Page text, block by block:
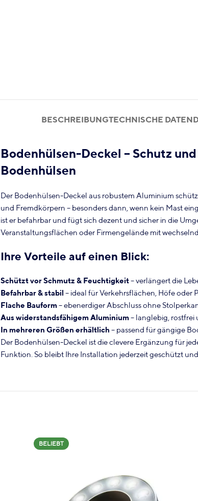
BESCHREIBUNGTECHNISCHE DATEN
Bodenhülsen-Deckel – Schutz
Bodenhülsen
Der Bodenhülsen-Deckel aus robustem Aluminium
und Fremdkörpern – besonders dann, wenn kein Mast
ist er befahrbar und fügt sich dezent und sicher in die
Veranstaltungsflächen oder Firmengelände mit
Ihre Vorteile auf einen Blick:
Schützt vor Schmutz & Feuchtigkeit– verlängert die
Befahrbar & stabil – ideal für Verkehrsflächen, Höfe oder
Flache Bauform – ebenerdiger Abschluss ohne
Aus widerstandsfähigem Aluminium – langlebig,
In mehreren Größen erhältlich – passend für gängige
Der Bodenhülsen-Deckel ist die clevere Ergänzung für
Funktion. So bleibt Ihre Installation jederzeit geschützt
BELIEBT